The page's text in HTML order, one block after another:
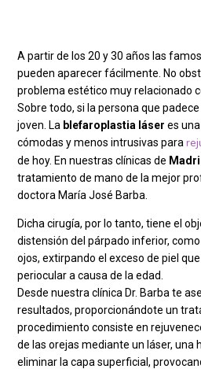
A partir de los 20 y 30 años las
pueden aparecer fácilmente. No
problema estético muy relacionado
Sobre todo, si la persona que
joven. La blefaroplastia láser es
cómodas y menos intrusivas para
de hoy. En nuestras clínicas de
tratamiento de mano de la mejor
doctora María José Barba.
Dicha cirugía, por lo tanto, tiene el
distensión del párpado inferior,
ojos, extirpando el exceso de piel
periocular a causa de la edad.
Desde nuestra clínica Dr. Barba te
resultados, proporcionándote un
procedimiento consiste en
de las orejas mediante un láser, una
eliminar la capa superficial,